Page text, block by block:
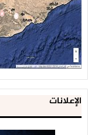
الإعلانات